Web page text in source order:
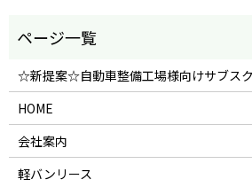
☆新提案☆自動車整備工場様向けサブスク
HOME
会社案内
軽バンリース